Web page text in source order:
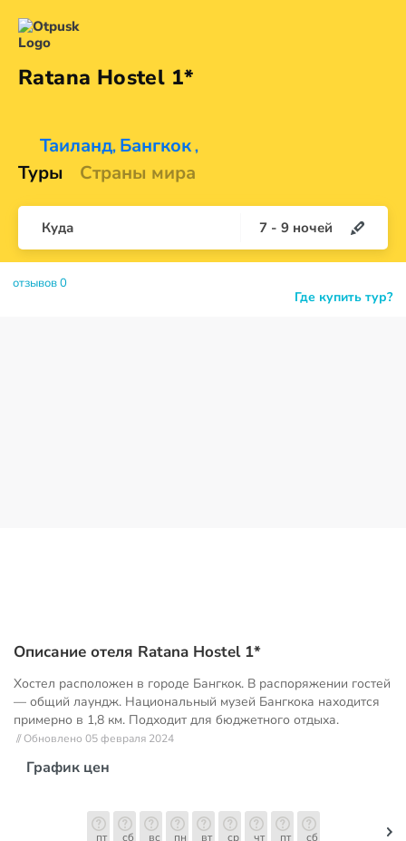
Ratana Hostel 1*
Таиланд, Бангкок ,
Туры Страны мира
Куда 7 - 9 ночей
Где купить тур?
отзывов 0
Описание отеля Ratana Hostel 1*
Хостел расположен в городе Бангкок. В распоряжении гостей
— общий лаундж. Национальный музей Бангкока находится
примерно в 1,8 км. Подходит для бюджетного отдыха.
// Обновлено 05 февраля 2024
График цен
пт сб вс пн вт ср чт пт сб